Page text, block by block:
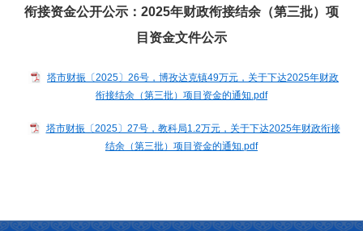
衔接资金公开公示：2025年财政衔接结余（第三批）项
目资金文件公示
塔市财振〔2025〕26号，博孜达克镇49万元，关于下达2025年财政
衔接结余（第三批）项目资金的通知.pdf
塔市财振〔2025〕27号，教科局1.2万元，关于下达2025年财政衔接
结余（第三批）项目资金的通知.pdf